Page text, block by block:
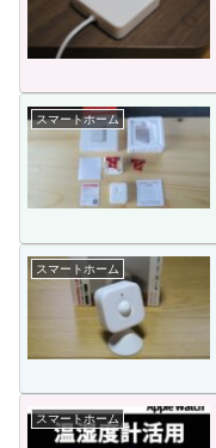
スマートホーム
スマートホーム
スマートホーム